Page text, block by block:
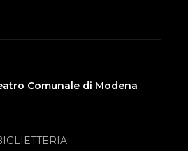
Comunale di Modena